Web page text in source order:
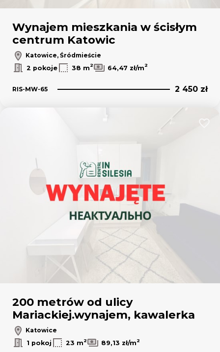
Wynajem mieszkania w ścisłym
centrum Katowic
Katowice, Śródmieście
2 pokoje
38 m2 64,47 zł/m2
RIS-MW-65 2 450 zł
200 metrów od ulicy
Mariackiej.wynajem, kawalerka
Katowice
1 pokoj
23 m2 89,13 zł/m2